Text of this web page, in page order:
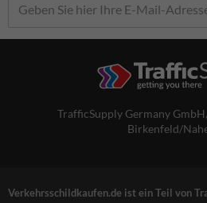
TrafficSupply Germany GmbH,
Birkenfeld/
Verkehrsschildkaufen.de ist ein Teil von